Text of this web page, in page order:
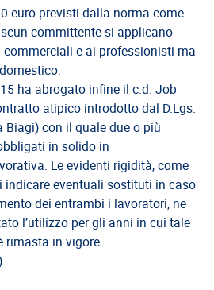
euro previsti dalla norma come
committente si applicano
e ai professionisti ma
ha abrogato infine il c.d. Job
atipico introdotto dal D.Lgs.
con il quale due o più
in solido in
Le evidenti rigidità, come
indicare eventuali sostituti in caso
dei entrambi i lavoratori, ne
l’utilizzo per gli anni in cui tale
rimasta in vigore.